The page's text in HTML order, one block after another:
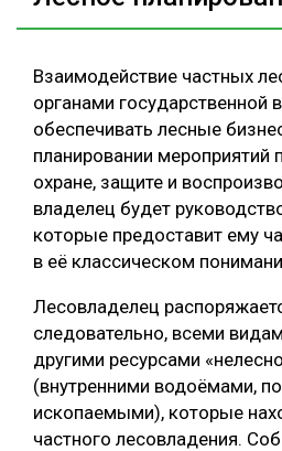
Взаимодействие частных
органами государственной
обеспечивать лесные
планировании мероприятий
охране, защите и
владелец будет
которые предоставит ему
в её классическом
Лесовладелец
следовательно, всеми
другими ресурсами
(внутренними водоёмами,
ископаемыми), которые
частного лесовладения.